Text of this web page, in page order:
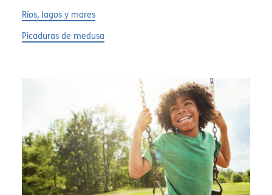
Ríos, lagos y mares
Picaduras de medusa